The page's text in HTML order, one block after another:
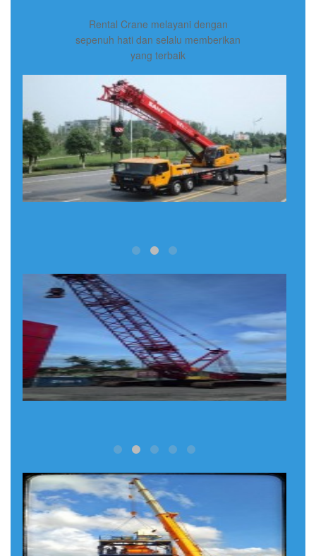
Rental Crane melayani dengan
sepenuh hati dan selalu memberikan
yang terbaik